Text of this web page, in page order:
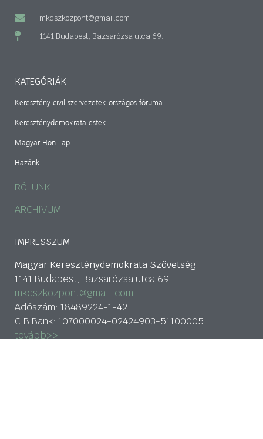
mkdszkozpont@gmail.com
1141 Budapest, Bazsarózsa utca 69.
KATEGÓRIÁK
Keresztény civil szervezetek országos fóruma
Kereszténydemokrata estek
Magyar-Hon-Lap
Hazánk
RÓLUNK
ARCHIVUM
IMPRESSZUM
Magyar Kereszténydemokrata Szövetség
1141 Budapest, Bazsarózsa utca 69.
mkdszkozpont@gmail.com
Adószám: 18489224-1-42
CIB Bank: 107000024-02424903-51100005
tovább>>